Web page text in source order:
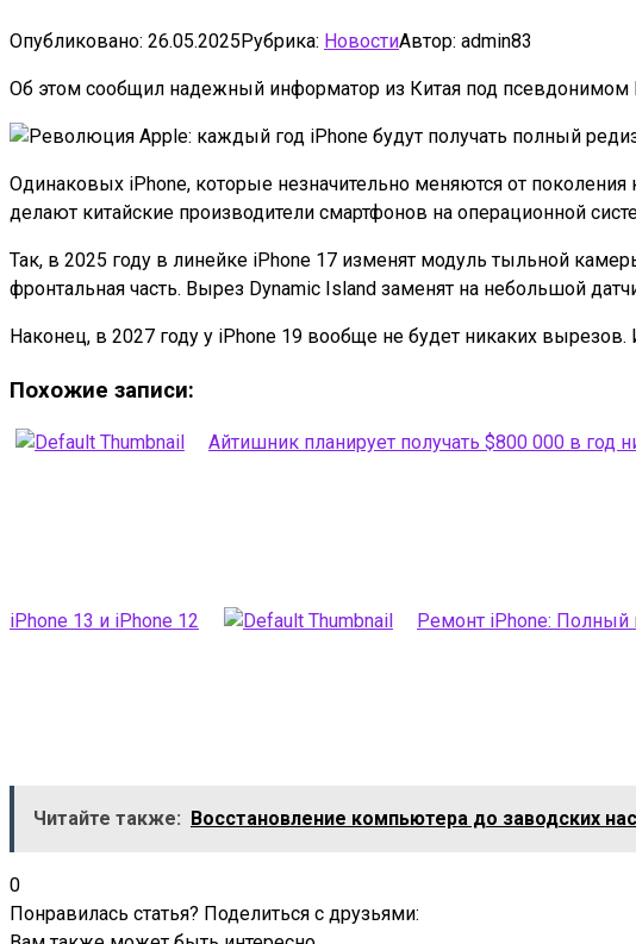
Опубликовано: 26.05.2025Рубрика: НовостиАвтор: admin83
Об этом сообщил надежный информатор из Китая под псевдонимом
Одинаковых iPhone, которые незначительно меняются от
делают китайские производители смартфонов на операционной
Так, в 2025 году в линейке iPhone 17 изменят модуль тыльной
фронтальная часть. Вырез Dynamic Island заменят на небольшой
Наконец, в 2027 году у iPhone 19 вообще не будет никаких
Похожие записи:
Айтишник планирует получать $800 000 в год
iPhone 13 и iPhone 12 Ремонт iPhone: Полный
Читайте также: Восстановление компьютера до заводских
0
Понравилась статья? Поделиться с друзьями: